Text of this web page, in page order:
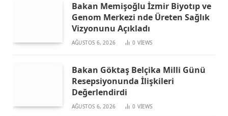
Bakan Memişoğlu İzmir Biyotıp ve
Genom Merkezi nde Üreten Sağlık
Vizyonunu Açıkladı
AĞUSTOS 6, 2026 0 VIEWS
Bakan Göktaş Belçika Milli Günü
Resepsiyonunda İlişkileri
Değerlendirdi
AĞUSTOS 6, 2026 0 VIEWS